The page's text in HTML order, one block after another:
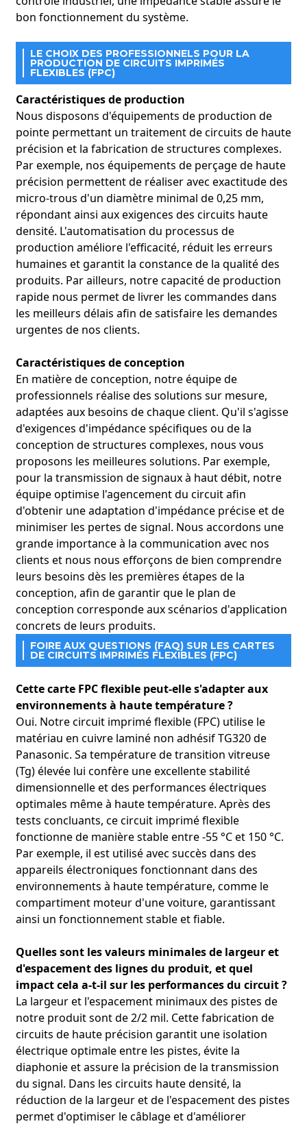
bon fonctionnement du système.
LE CHOIX DES PROFESSIONNELS POUR LA
PRODUCTION DE CIRCUITS IMPRIMÉS
FLEXIBLES (FPC)
Caractéristiques de production
Nous disposons d'équipements de production de
pointe permettant un traitement de circuits de haute
précision et la fabrication de structures complexes.
Par exemple, nos équipements de perçage de haute
précision permettent de réaliser avec exactitude des
micro-trous d'un diamètre minimal de 0,25 mm,
répondant ainsi aux exigences des circuits haute
densité. L'automatisation du processus de
production améliore l'efficacité, réduit les erreurs
humaines et garantit la constance de la qualité des
produits. Par ailleurs, notre capacité de production
rapide nous permet de livrer les commandes dans
les meilleurs délais afin de satisfaire les demandes
urgentes de nos clients.
Caractéristiques de conception
En matière de conception, notre équipe de
professionnels réalise des solutions sur mesure,
adaptées aux besoins de chaque client. Qu'il s'agisse
d'exigences d'impédance spécifiques ou de la
conception de structures complexes, nous vous
proposons les meilleures solutions. Par exemple,
pour la transmission de signaux à haut débit, notre
équipe optimise l'agencement du circuit afin
d'obtenir une adaptation d'impédance précise et de
minimiser les pertes de signal. Nous accordons une
grande importance à la communication avec nos
clients et nous nous efforçons de bien comprendre
leurs besoins dès les premières étapes de la
conception, afin de garantir que le plan de
conception corresponde aux scénarios d'application
concrets de leurs produits.
FOIRE AUX QUESTIONS (FAQ) SUR LES CARTES
DE CIRCUITS IMPRIMÉS FLEXIBLES (FPC)
Cette carte FPC flexible peut-elle s'adapter aux
environnements à haute température ?
Oui. Notre circuit imprimé flexible (FPC) utilise le
matériau en cuivre laminé non adhésif TG320 de
Panasonic. Sa température de transition vitreuse
(Tg) élevée lui confère une excellente stabilité
dimensionnelle et des performances électriques
optimales même à haute température. Après des
tests concluants, ce circuit imprimé flexible
fonctionne de manière stable entre -55 °C et 150 °C.
Par exemple, il est utilisé avec succès dans des
appareils électroniques fonctionnant dans des
environnements à haute température, comme le
compartiment moteur d'une voiture, garantissant
ainsi un fonctionnement stable et fiable.
Quelles sont les valeurs minimales de largeur et
d'espacement des lignes du produit, et quel
impact cela a-t-il sur les performances du circuit ?
La largeur et l'espacement minimaux des pistes de
notre produit sont de 2/2 mil. Cette fabrication de
circuits de haute précision garantit une isolation
électrique optimale entre les pistes, évite la
diaphonie et assure la précision de la transmission
du signal. Dans les circuits haute densité, la
réduction de la largeur et de l'espacement des pistes
permet d'optimiser le câblage et d'améliorer